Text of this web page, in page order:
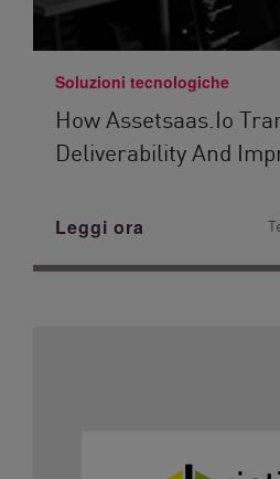
Soluzioni tecnologiche
How Assetsaas.io
Deliverability And
Leggi ora